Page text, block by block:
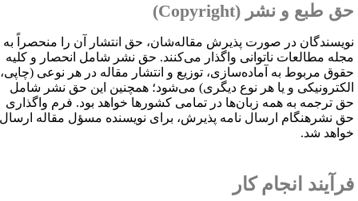
طبع و نشر ( Copyright
)
در صورت پذیرش مقاله‌شان، حق انتشار آن را منحصراً به
مطالعات ناتوانی واگذار می‌کنند. حق نشر شامل انحصار و کلیه
مربوط به آماده‌سازی، توزیع و انتشار مقاله در هر نوعی (چاپی،
و یا هر نوع دیگری) می‌شود؛ همچنین این حق نشر شامل
ترجمه به همه زبان‌ها در تمامی کشورها خواهد بود. فرم واگذاری
نشرهنگام ارسال نامه پذیرش، برای نویسنده مسؤل مقاله ارسال
شد.
انجام کار